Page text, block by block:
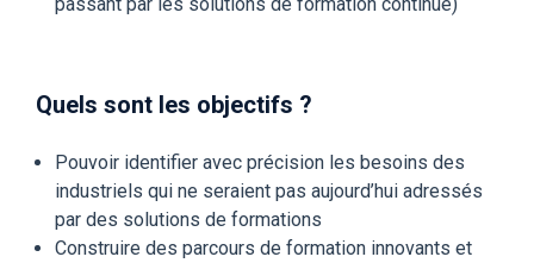
Quels sont les objectifs ?
Pouvoir identifier avec précision les besoins des
industriels qui ne seraient pas aujourd’hui adressés
par des solutions de formations
Construire des parcours de formation innovants et